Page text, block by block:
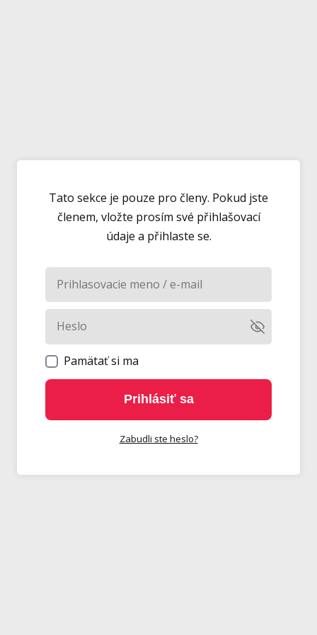
Tato sekce je pouze pro členy. Pokud jste
členem, vložte prosím své přihlašovací
údaje a přihlaste se.
Pamätať si ma
Prihlásiť sa
Zabudli ste heslo?